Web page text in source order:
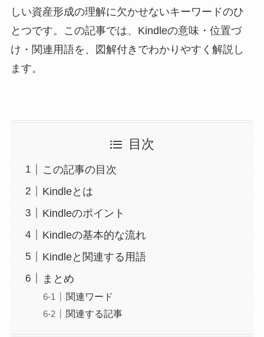
しい資産形成の理解に欠かせないキーワードのひ
とつです。この記事では、Kindleの意味・位置づ
け・関連用語を、図解付きでわかりやすく解説し
ます。
目次
この記事の目次
Kindleとは
Kindleのポイント
Kindleの基本的な流れ
Kindleと関連する用語
まとめ
関連ワード
関連する記事